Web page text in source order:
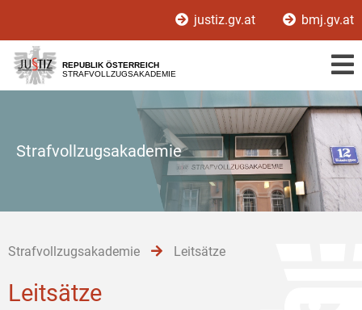
[1]
[2]
[3]
justiz.gv.at bmj.gv.at
REPUBLIK ÖSTERREICH
STRAFVOLLZUGSAKADEMIE
Strafvollzugsakademie
Strafvollzugsakademie Leitsätze
Leitsätze